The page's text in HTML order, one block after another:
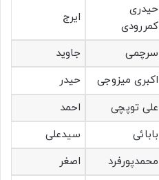
حیدری
کمررودی
ایرج
سرچمی
جاوید
اکبری میزوجی
حیدر
علی توپچی
احمد
بابائی
سیدعلی
محمدپورفرد
اصغر